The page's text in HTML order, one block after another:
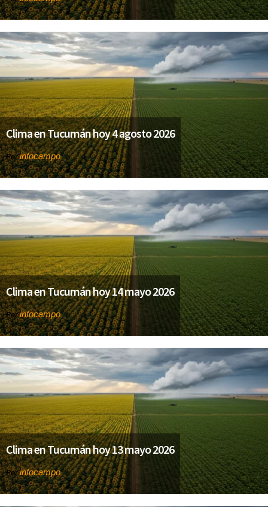
Clima en Tucumán hoy 4 agosto 2026
Porinfocampo
Clima en Tucumán hoy 14 mayo 2026
Porinfocampo
Clima en Tucumán hoy 13 mayo 2026
Porinfocampo